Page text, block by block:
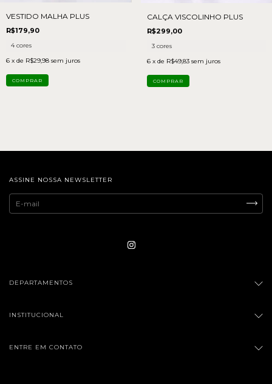
VESTIDO MALHA PLUS
R$179,90
4 cores
6 x de R$29,98 sem juros
COMPRAR
CALÇA VISCOLINHO PLUS
R$299,00
3 cores
6 x de R$49,83 sem juros
COMPRAR
ASSINE NOSSA NEWSLETTER
DEPARTAMENTOS
INSTITUCIONAL
ENTRE EM CONTATO